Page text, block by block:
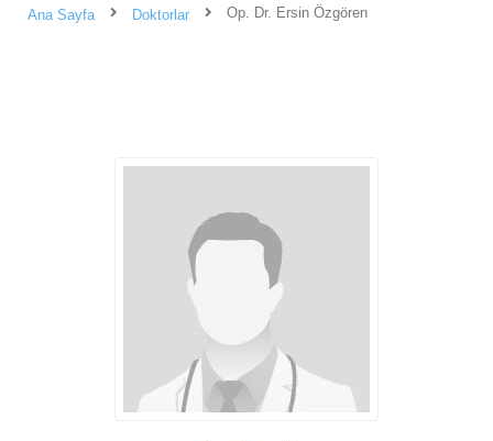
Ana Sayfa Doktorlar Op. Dr. Ersin Özgören